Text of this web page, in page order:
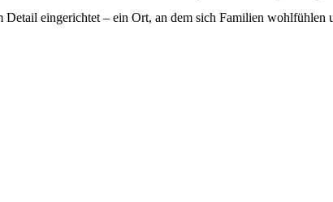
eingerichtet – ein Ort, an dem sich Familien wohlfühlen